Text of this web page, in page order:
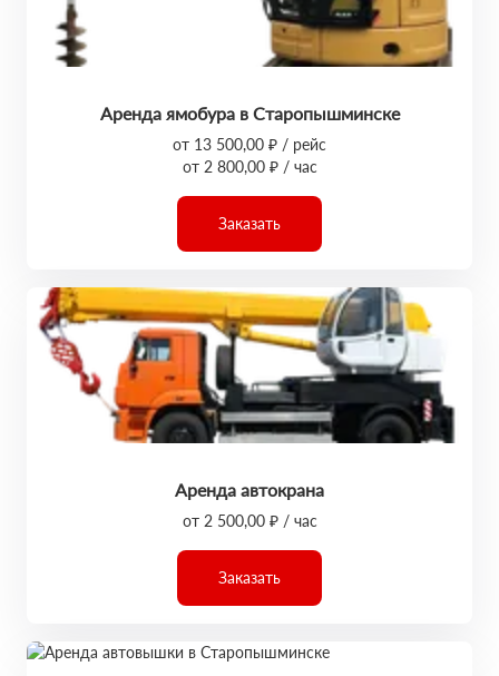
Аренда ямобура в Старопышминске
от 13 500,00 ₽ / рейс
от 2 800,00 ₽ / час
Заказать
Аренда автокрана
от 2 500,00 ₽ / час
Заказать